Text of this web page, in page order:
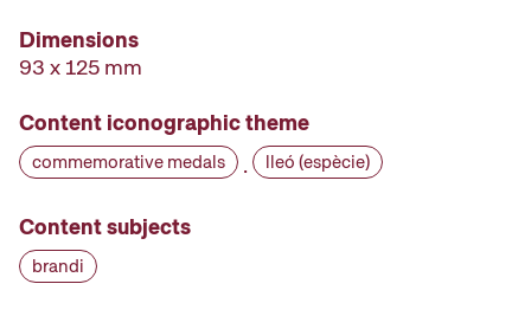
Dimensions
93 x 125 mm
Content iconographic theme
commemorative medals · lleó (espècie)
Content subjects
brandi